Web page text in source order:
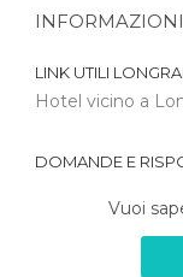
INFORMAZIONI
LINK UTILI
Hotel vicino a
DOMANDE E
Vuoi